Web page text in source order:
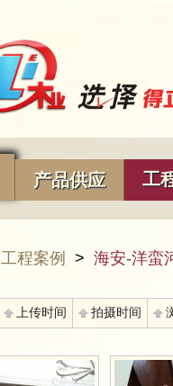
产品供应 工
工程案例 > 海安-洋蛮
上传时间 拍摄时间